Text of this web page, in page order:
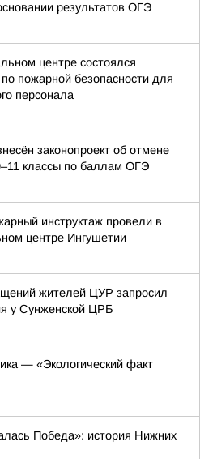
результатов ОГЭ
центре состоялся
по пожарной безопасности для
персонала
законопроект об отмене
классы по баллам ОГЭ
инструктаж провели в
центре Ингушетии
жителей ЦУР запросил
у Сунженской ЦРБ
— «Экологический факт
Победа»: история Нижних